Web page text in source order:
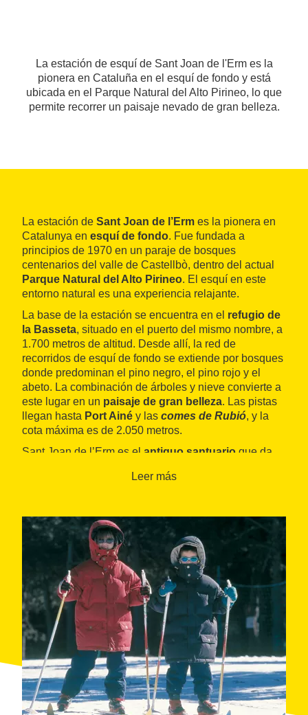
La estación de esquí de Sant Joan de l'Erm es la
pionera en Cataluña en el esquí de fondo y está
ubicada en el Parque Natural del Alto Pirineo, lo que
permite recorrer un paisaje nevado de gran belleza.
La estación de Sant Joan de l’Erm es la pionera en
Catalunya en esquí de fondo. Fue fundada a
principios de 1970 en un paraje de bosques
centenarios del valle de Castellbò, dentro del actual
Parque Natural del Alto Pirineo. El esquí en este
entorno natural es una experiencia relajante.
La base de la estación se encuentra en el refugio de
la Basseta, situado en el puerto del mismo nombre, a
1.700 metros de altitud. Desde allí, la red de
recorridos de esquí de fondo se extiende por bosques
donde predominan el pino negro, el pino rojo y el
abeto. La combinación de árboles y nieve convierte a
este lugar en un paisaje de gran belleza. Las pistas
llegan hasta Port Ainé y las comes de Rubió, y la
cota máxima es de 2.050 metros.
Sant Joan de l’Erm es el antiguo santuario que da
Torreta de l’Orri(2.400 metros). Tiene 40
El refugio de la Basseta ofrece todos los servicios que
garantizan una estancia acogedora y agradable,
como cafetería, restaurante, alojamiento,
alquiler de
material
oescuela de esquí. Además, la estación
dispone deparque de nieve infantil
y servicio de
primeros auxilios.
Además del esquí de fondo, en Sant Joan de l’Erm se
pueden llevar a cabo actividades como la
construcción de iglúes,orientación ,raquetas de
nieveytelemark. En verano también se pueden
practicar senderismoybicicleta de montaña.
Leer más